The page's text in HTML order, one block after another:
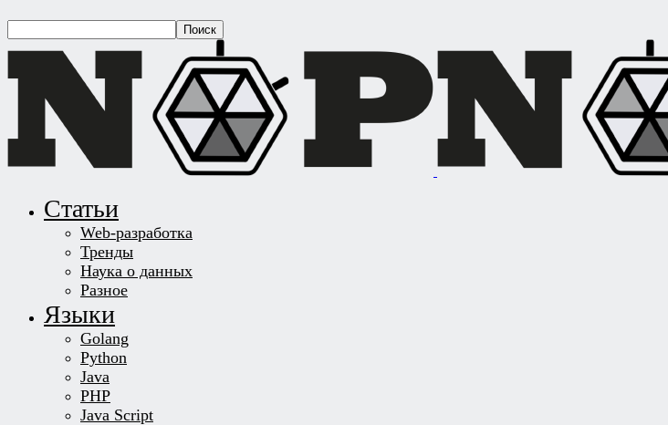
Статьи
Web-разработка
Тренды
Наука о данных
Разное
Языки
Golang
Python
Java
PHP
Java Script